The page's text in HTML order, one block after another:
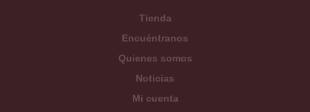
Tienda
Encuéntranos
Quienes somos
Noticias
Mi cuenta